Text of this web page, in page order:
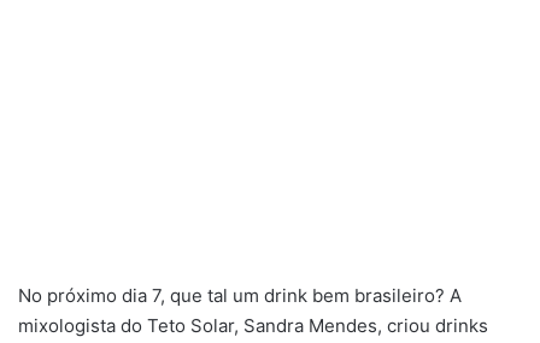
No próximo dia 7, que tal um drink bem brasileiro? A
mixologista do Teto Solar, Sandra Mendes, criou drinks